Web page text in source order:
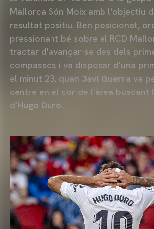
Mallorca Són Moix amb l'objectiu
resultat positiu. Ben posicionat,
pressionant bé sobre el RCD
tractar d'avançar-se des dels
compassos i va disposar d'una
el minut 23, quan Javi Guerra va
centre en el cor de l'àrea buscant
d'Hugo Duro.